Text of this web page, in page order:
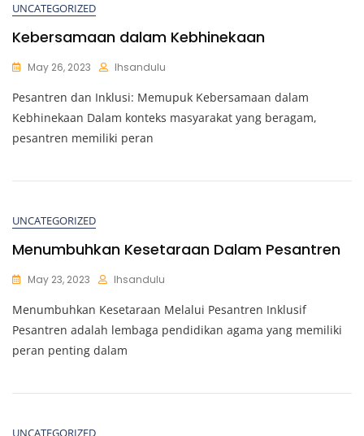
UNCATEGORIZED
Kebersamaan dalam Kebhinekaan
May 26, 2023 Ihsandulu
Pesantren dan Inklusi: Memupuk Kebersamaan dalam
Kebhinekaan Dalam konteks masyarakat yang beragam,
pesantren memiliki peran
UNCATEGORIZED
Menumbuhkan Kesetaraan Dalam Pesantren
May 23, 2023 Ihsandulu
Menumbuhkan Kesetaraan Melalui Pesantren Inklusif
Pesantren adalah lembaga pendidikan agama yang memiliki
peran penting dalam
UNCATEGORIZED